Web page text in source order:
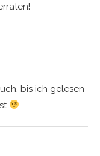
bis ich gelesen